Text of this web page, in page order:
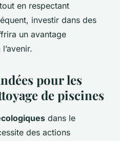
en respectant
investir dans des
un avantage
pour les
de piscines
dans le
des actions